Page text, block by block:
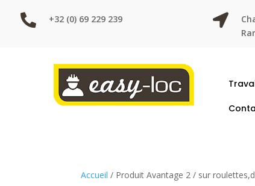
 +32 (0) 69 229 239 
Accueil / Produit Avantage 2 / sur